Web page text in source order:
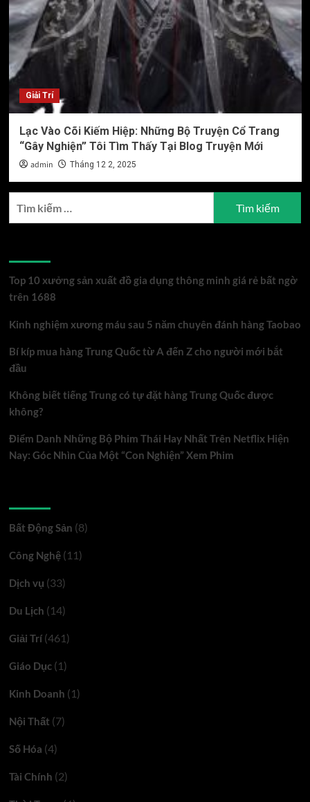
Giải Trí
Lạc Vào Cõi Kiếm Hiệp: Những Bộ Truyện Cổ Trang
“Gây Nghiện” Tôi Tìm Thấy Tại Blog Truyện Mới
admin Tháng 12 2, 2025
Top 10 xưởng sản xuất đồ gia dụng thông minh giá rẻ bất ngờ
trên 1688
Kinh nghiệm xương máu sau 5 năm chuyên đánh hàng Taobao
Bí kíp mua hàng Trung Quốc từ A đến Z cho người mới bắt
đầu
Không biết tiếng Trung có tự đặt hàng Trung Quốc được
không?
Điểm Danh Những Bộ Phim Thái Hay Nhất Trên Netflix Hiện
Nay: Góc Nhìn Của Một “Con Nghiện” Xem Phim
Bất Động Sản (8)
Công Nghệ(11)
Dịch vụ (33)
Du Lịch (14)
Giải Trí(461)
Giáo Dục(1)
Kinh Doanh (1)
Nội Thất (7)
Số Hóa (4)
Tài Chính (2)